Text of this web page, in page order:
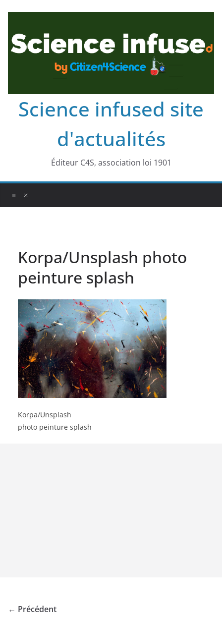
Science infused site
d'actualités
Éditeur C4S, association loi 1901
Korpa/Unsplash photo
peinture splash
Korpa/Unsplash
photo peinture splash
← Précédent